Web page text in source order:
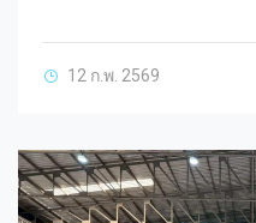
12 ก.พ. 2569